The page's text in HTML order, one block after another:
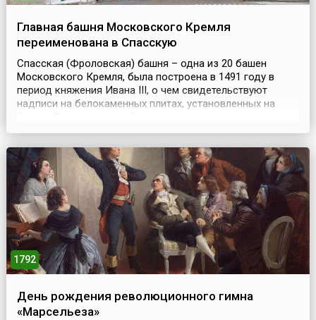
Главная башня Московского Кремля
переименована в Спасскую
Спасская (Фроловская) башня – одна из 20 башен
Московского Кремля, была построена в 1491 году в
период княжения Ивана III, о чем свидетельствуют
надписи на белокаменных плитах, установленных на
сооружению восточной линии укреплений Кремля.
церкви во имя Святых Фрола и Лавра, куда вела дорога
из Кремля через эти...
1792
День рождения революционного гимна
«Марсельеза»